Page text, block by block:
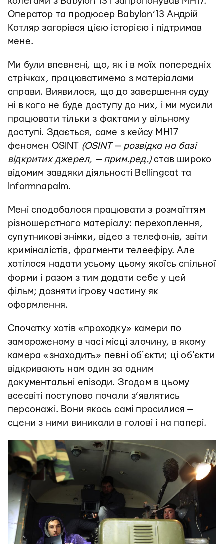
Оператор та продюсер Babylon’13 Андрій
Котляр загорівся цією історією і підтримав
мене.
Ми були впевнені, що, як і в моїх попередніх
стрічках, працюватимемо з матеріалами
справи. Виявилося, що до завершення суду
ні в кого не буде доступу до них, і ми мусили
працювати тільки з фактами у вільному
доступі. Здається, саме з кейсу MH17
феномен OSINT (OSINT — розвідка на базі
відкритих джерел, — прим.ред.)став широко
відомим завдяки діяльності Bellingcat та
Informnapalm.
Мені сподобалося працювати з розмаїттям
різношерстного матеріалу: перехоплення,
супутникові знімки, відео з телефонів, звіти
криміналістів, фрагменти телеефіру. Але
хотілося надати усьому цьому якоїсь спільної
форми і разом з тим додати себе у цей
фільм; дозняти ігрову частину як
оформлення.
Спочатку хотів «проходку» камери по
замороженому в часі місці злочину, в якому
камера «знаходить» певні обʼєкти; ці обʼєкти
відкривають нам один за одним
документальні епізоди. Згодом в цьому
всесвіті поступово почали з’являтись
персонажі. Вони якось самі просилися —
сцени з ними виникали в голові і на папері.